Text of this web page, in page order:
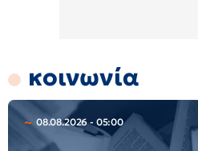
κοινωνία
08.08.2026 - 05:00